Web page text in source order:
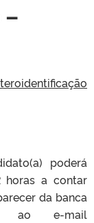
poderá
horas a contar
da banca
ao e-mail